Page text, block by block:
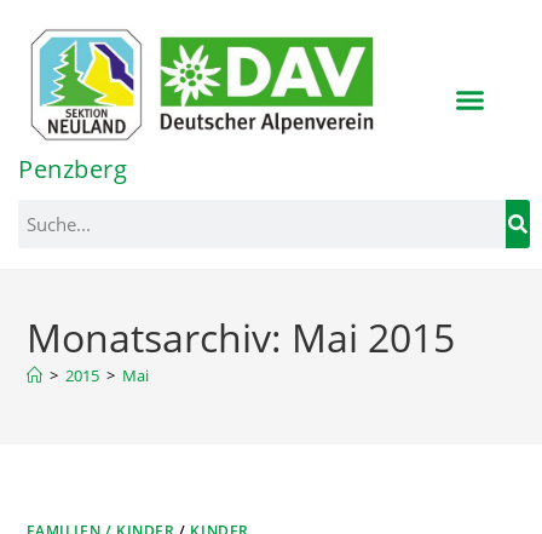
springen
Penzberg
Monatsarchiv: Mai 2015
> 2015 > Mai